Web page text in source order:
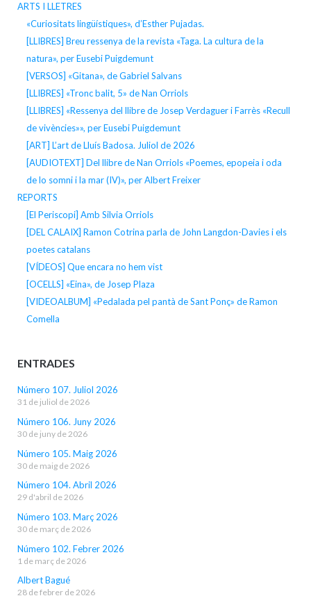
ARTS I LLETRES
«Curiositats lingüístiques», d’Esther Pujadas.
[LLIBRES] Breu ressenya de la revista «Taga. La cultura de la
natura», per Eusebi Puigdemunt
[VERSOS] «Gitana», de Gabriel Salvans
[LLIBRES] «Tronc balit, 5» de Nan Orriols
[LLIBRES] «Ressenya del llibre de Josep Verdaguer i Farrès «Recull
de vivències»», per Eusebi Puigdemunt
[ART] L’art de Lluís Badosa. Juliol de 2026
[AUDIOTEXT] Del llibre de Nan Orriols «Poemes, epopeia i oda
de lo somni i la mar (IV)», per Albert Freixer
REPORTS
[El Periscopi] Amb Silvia Orriols
[DEL CALAIX] Ramon Cotrina parla de John Langdon-Davies i els
poetes catalans
[VÍDEOS] Que encara no hem vist
[OCELLS] «Eina», de Josep Plaza
[VIDEOALBUM] «Pedalada pel pantà de Sant Ponç» de Ramon
Comella
ENTRADES
Número 107. Juliol 2026
31 de juliol de 2026
Número 106. Juny 2026
30 de juny de 2026
Número 105. Maig 2026
30 de maig de 2026
Número 104. Abril 2026
29 d'abril de 2026
Número 103. Març 2026
30 de març de 2026
Número 102. Febrer 2026
1 de març de 2026
Albert Bagué
28 de febrer de 2026